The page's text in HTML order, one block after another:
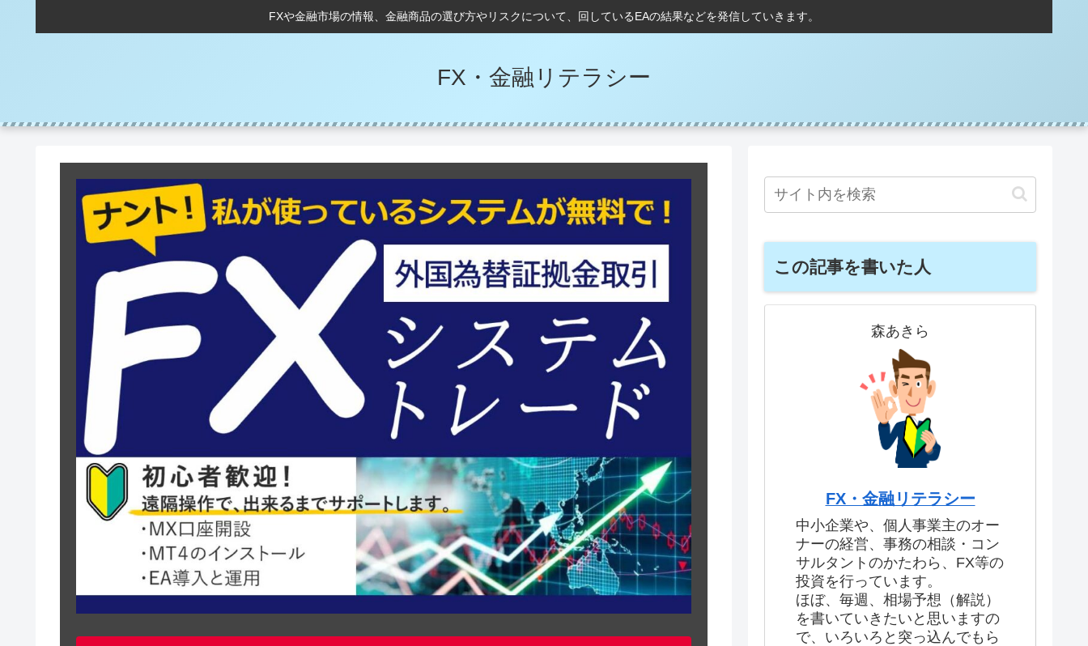
FXや金融市場の情報、金融商品の選び方やリスクについて、回しているEAの結果などを発信していきます。
FX・金融リテラシー
この記事を書いた人
森あきら
FX・金融リテラシー
中小企業や、個人事業主のオー
ナーの経営、事務の相談・コン
サルタントのかたわら、FX等の
投資を行っています。
ほぼ、毎週、相場予想（解説）
を書いていきたいと思いますの
で、いろいろと突っ込んでもら